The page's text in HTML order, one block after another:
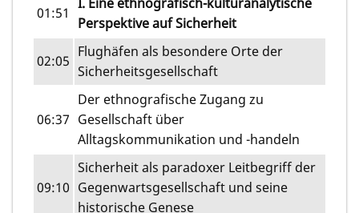
01:51
Perspektive auf Sicherheit
02:05
Flughäfen als besondere Orte der
Sicherheitsgesellschaft
06:37
Der ethnografische Zugang zu
Gesellschaft über
Alltagskommunikation und -handeln
09:10
Sicherheit als paradoxer Leitbegriff der
Gegenwartsgesellschaft und seine
historische Genese